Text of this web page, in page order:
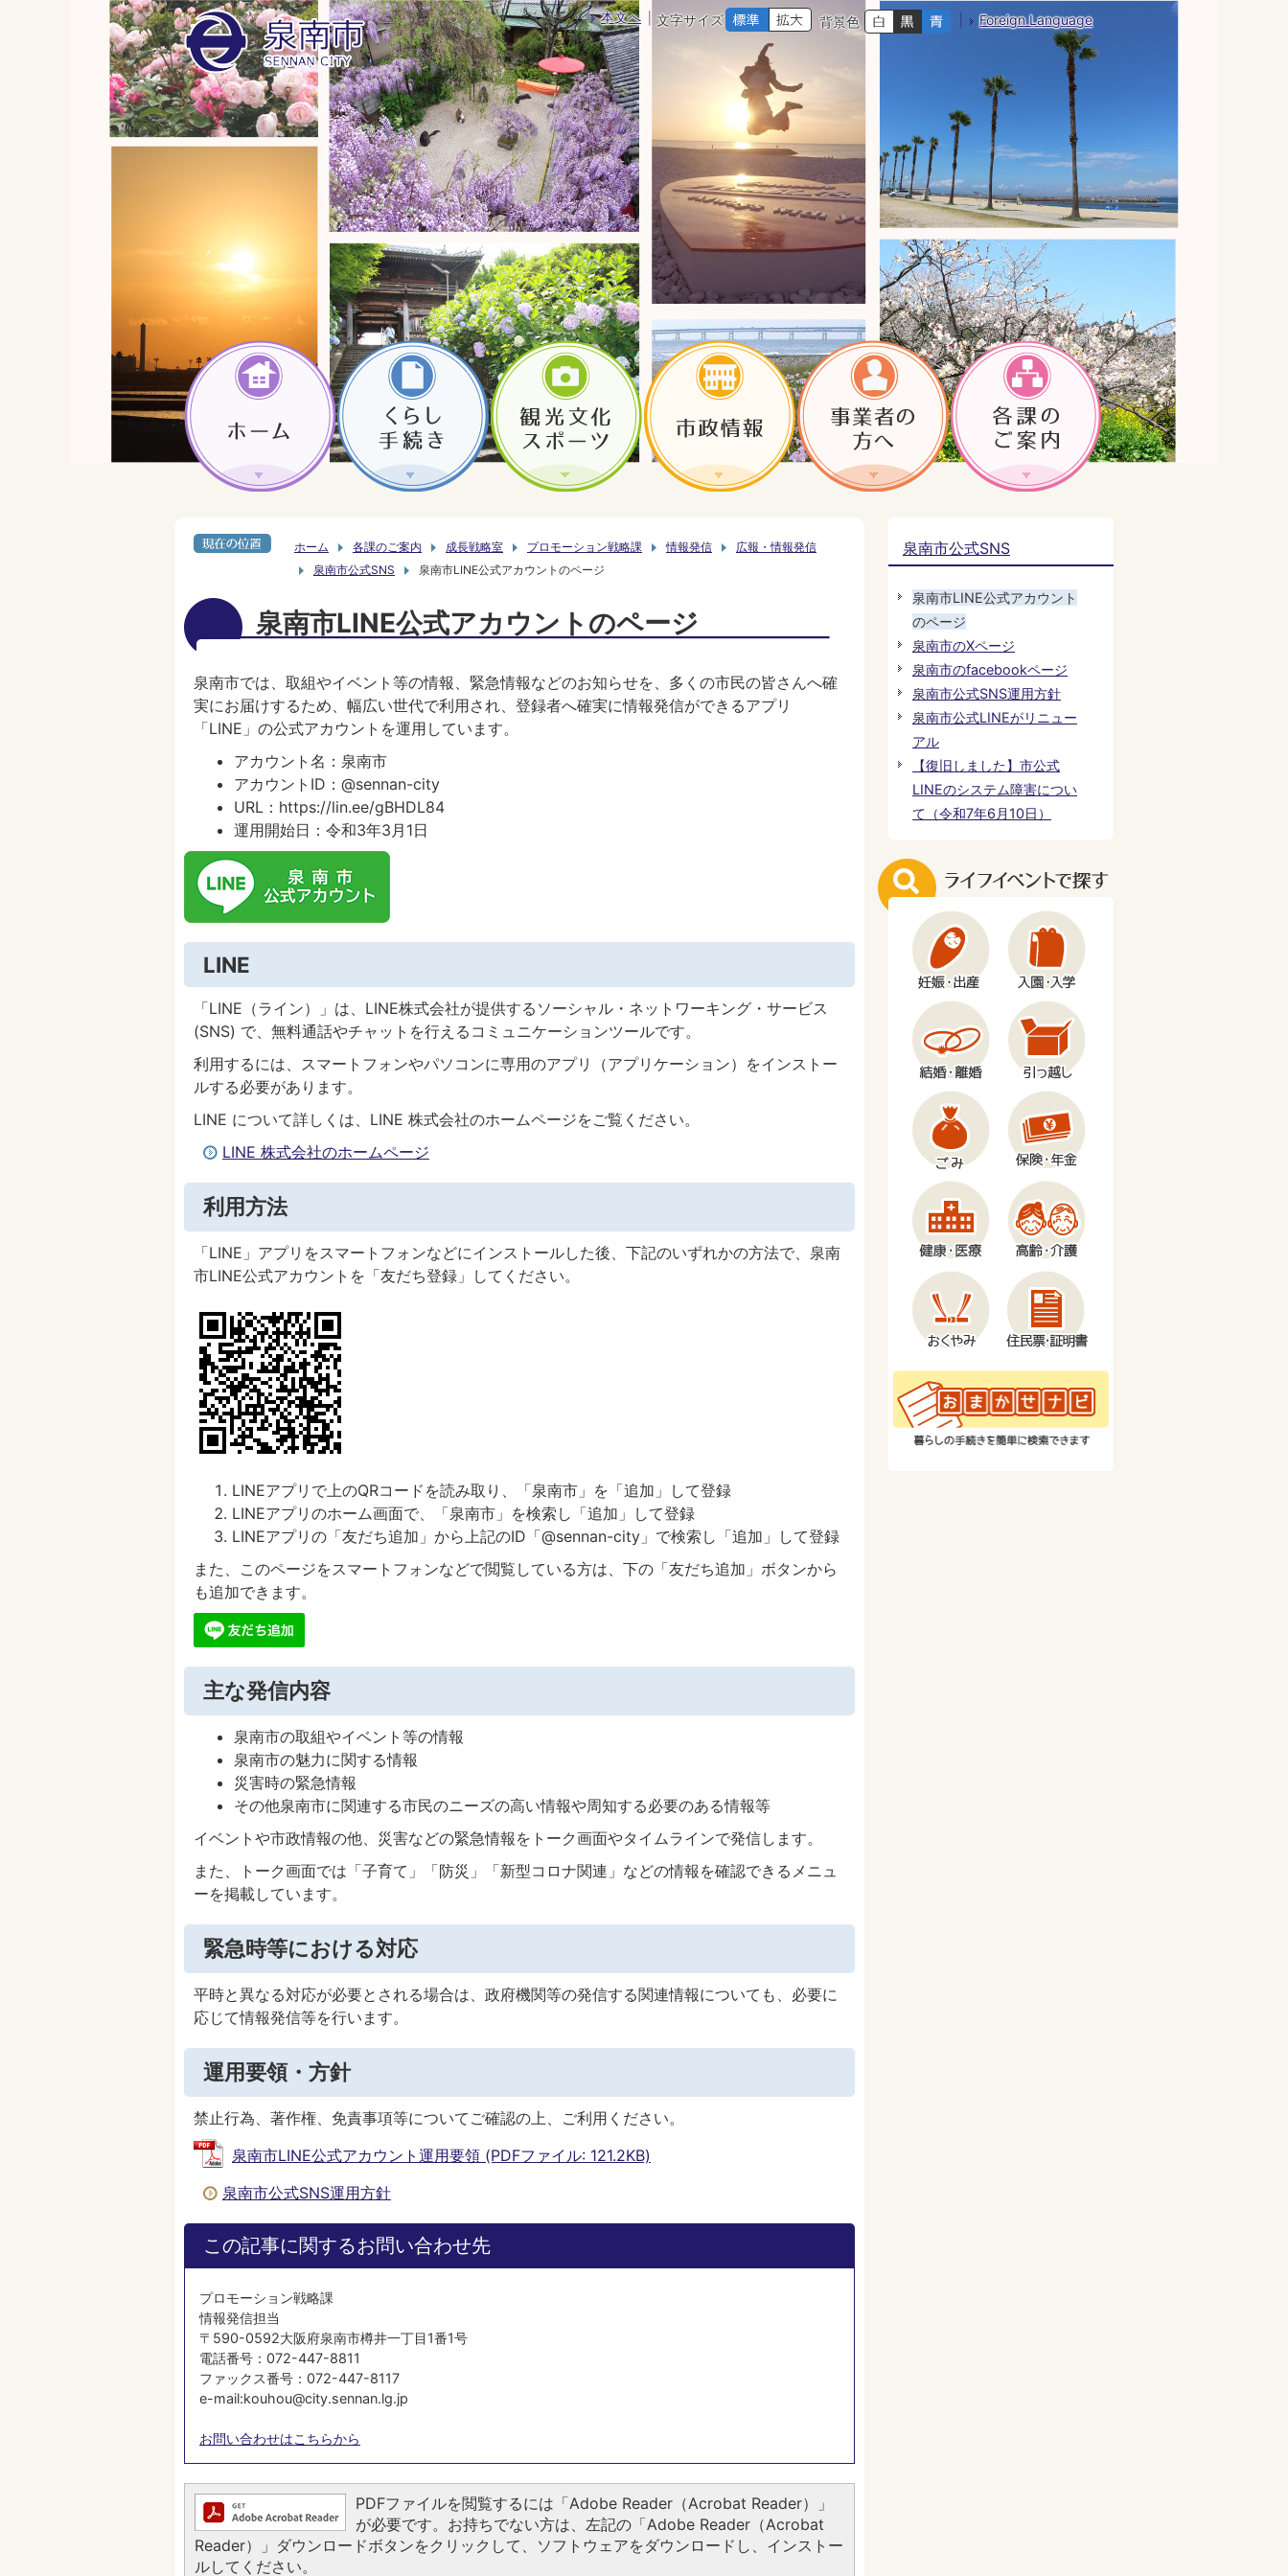
本文へ 文字サイズ 背景色 Foreign Language
ホーム 各課のご案内 成長戦略室 プロモーション戦略課 情報発信
広報・情報発信
泉南市公式SNS
泉南市LINE公式アカウントのページ
泉南市LINE公式アカウントのページ
泉南市では、取組やイベント等の情報、緊急情報などのお知らせを、多くの市民の皆さんへ確
実にお届けするため、幅広い世代で利用され、登録者へ確実に情報発信ができるアプリ
「LINE」の公式アカウントを運用しています。
アカウント名：泉南市
アカウントID：@sennan-city
URL：https://lin.ee/gBHDL84
運用開始日：令和3年3月1日
LINE
「LINE（ライン）」は、LINE株式会社が提供するソーシャル・ネットワーキング・サービス
(SNS) で、無料通話やチャットを行えるコミュニケーションツールです。
利用するには、スマートフォンやパソコンに専用のアプリ（アプリケーション）をインストー
ルする必要があります。
LINE について詳しくは、LINE 株式会社のホームページをご覧ください。
LINE 株式会社のホームページ
利用方法
「LINE」アプリをスマートフォンなどにインストールした後、下記のいずれかの方法で、泉南
市LINE公式アカウントを「友だち登録」してください。
LINEアプリで上のQRコードを読み取り、「泉南市」を「追加」して登録
LINEアプリのホーム画面で、「泉南市」を検索し「追加」して登録
LINEアプリの「友だち追加」から上記のID「@sennan-city」で検索し「追加」して登録
また、このページをスマートフォンなどで閲覧している方は、下の「友だち追加」ボタンから
も追加できます。
主な発信内容
泉南市の取組やイベント等の情報
泉南市の魅力に関する情報
災害時の緊急情報
その他泉南市に関連する市民のニーズの高い情報や周知する必要のある情報等
イベントや市政情報の他、災害などの緊急情報をトーク画面やタイムラインで発信します。
また、トーク画面では「子育て」「防災」「新型コロナ関連」などの情報を確認できるメニュ
ーを掲載しています。
緊急時等における対応
平時と異なる対応が必要とされる場合は、政府機関等の発信する関連情報についても、必要に
応じて情報発信等を行います。
運用要領・方針
禁止行為、著作権、免責事項等についてご確認の上、ご利用ください。
泉南市LINE公式アカウント運用要領 (PDFファイル: 121.2KB)
泉南市公式SNS運用方針
この記事に関するお問い合わせ先
プロモーション戦略課
情報発信担当
〒590-0592大阪府泉南市樽井一丁目1番1号
電話番号：072-447-8811
ファックス番号：072-447-8117
e-mail:kouhou@city.sennan.lg.jp
お問い合わせはこちらから
PDFファイルを閲覧するには「Adobe Reader（Acrobat Reader）」
が必要です。お持ちでない方は、左記の「Adobe Reader（Acrobat
Reader）」ダウンロードボタンをクリックして、ソフトウェアをダウンロードし、インストー
ルしてください。
泉南市公式SNS
泉南市LINE公式アカウント
のページ
泉南市のXページ
泉南市のfacebookページ
泉南市公式SNS運用方針
泉南市公式LINEがリニュー
アル
【復旧しました】市公式
LINEのシステム障害につい
て（令和7年6月10日）